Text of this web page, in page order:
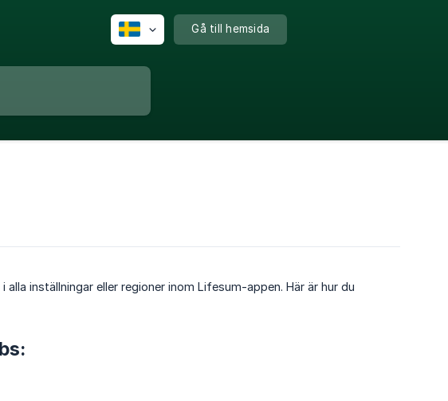
Gå till hemsida
inställningar eller regioner inom Lifesum-appen. Här är hur du